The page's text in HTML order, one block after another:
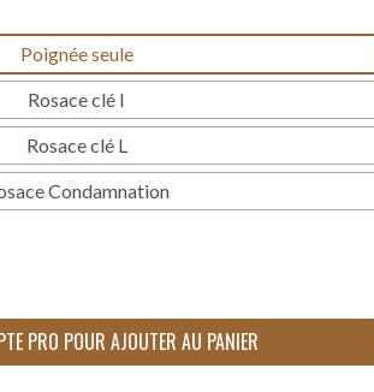
Poignée seule
Rosace clé I
Rosace clé L
Condamnation
PRO POUR AJOUTER AU PANIER